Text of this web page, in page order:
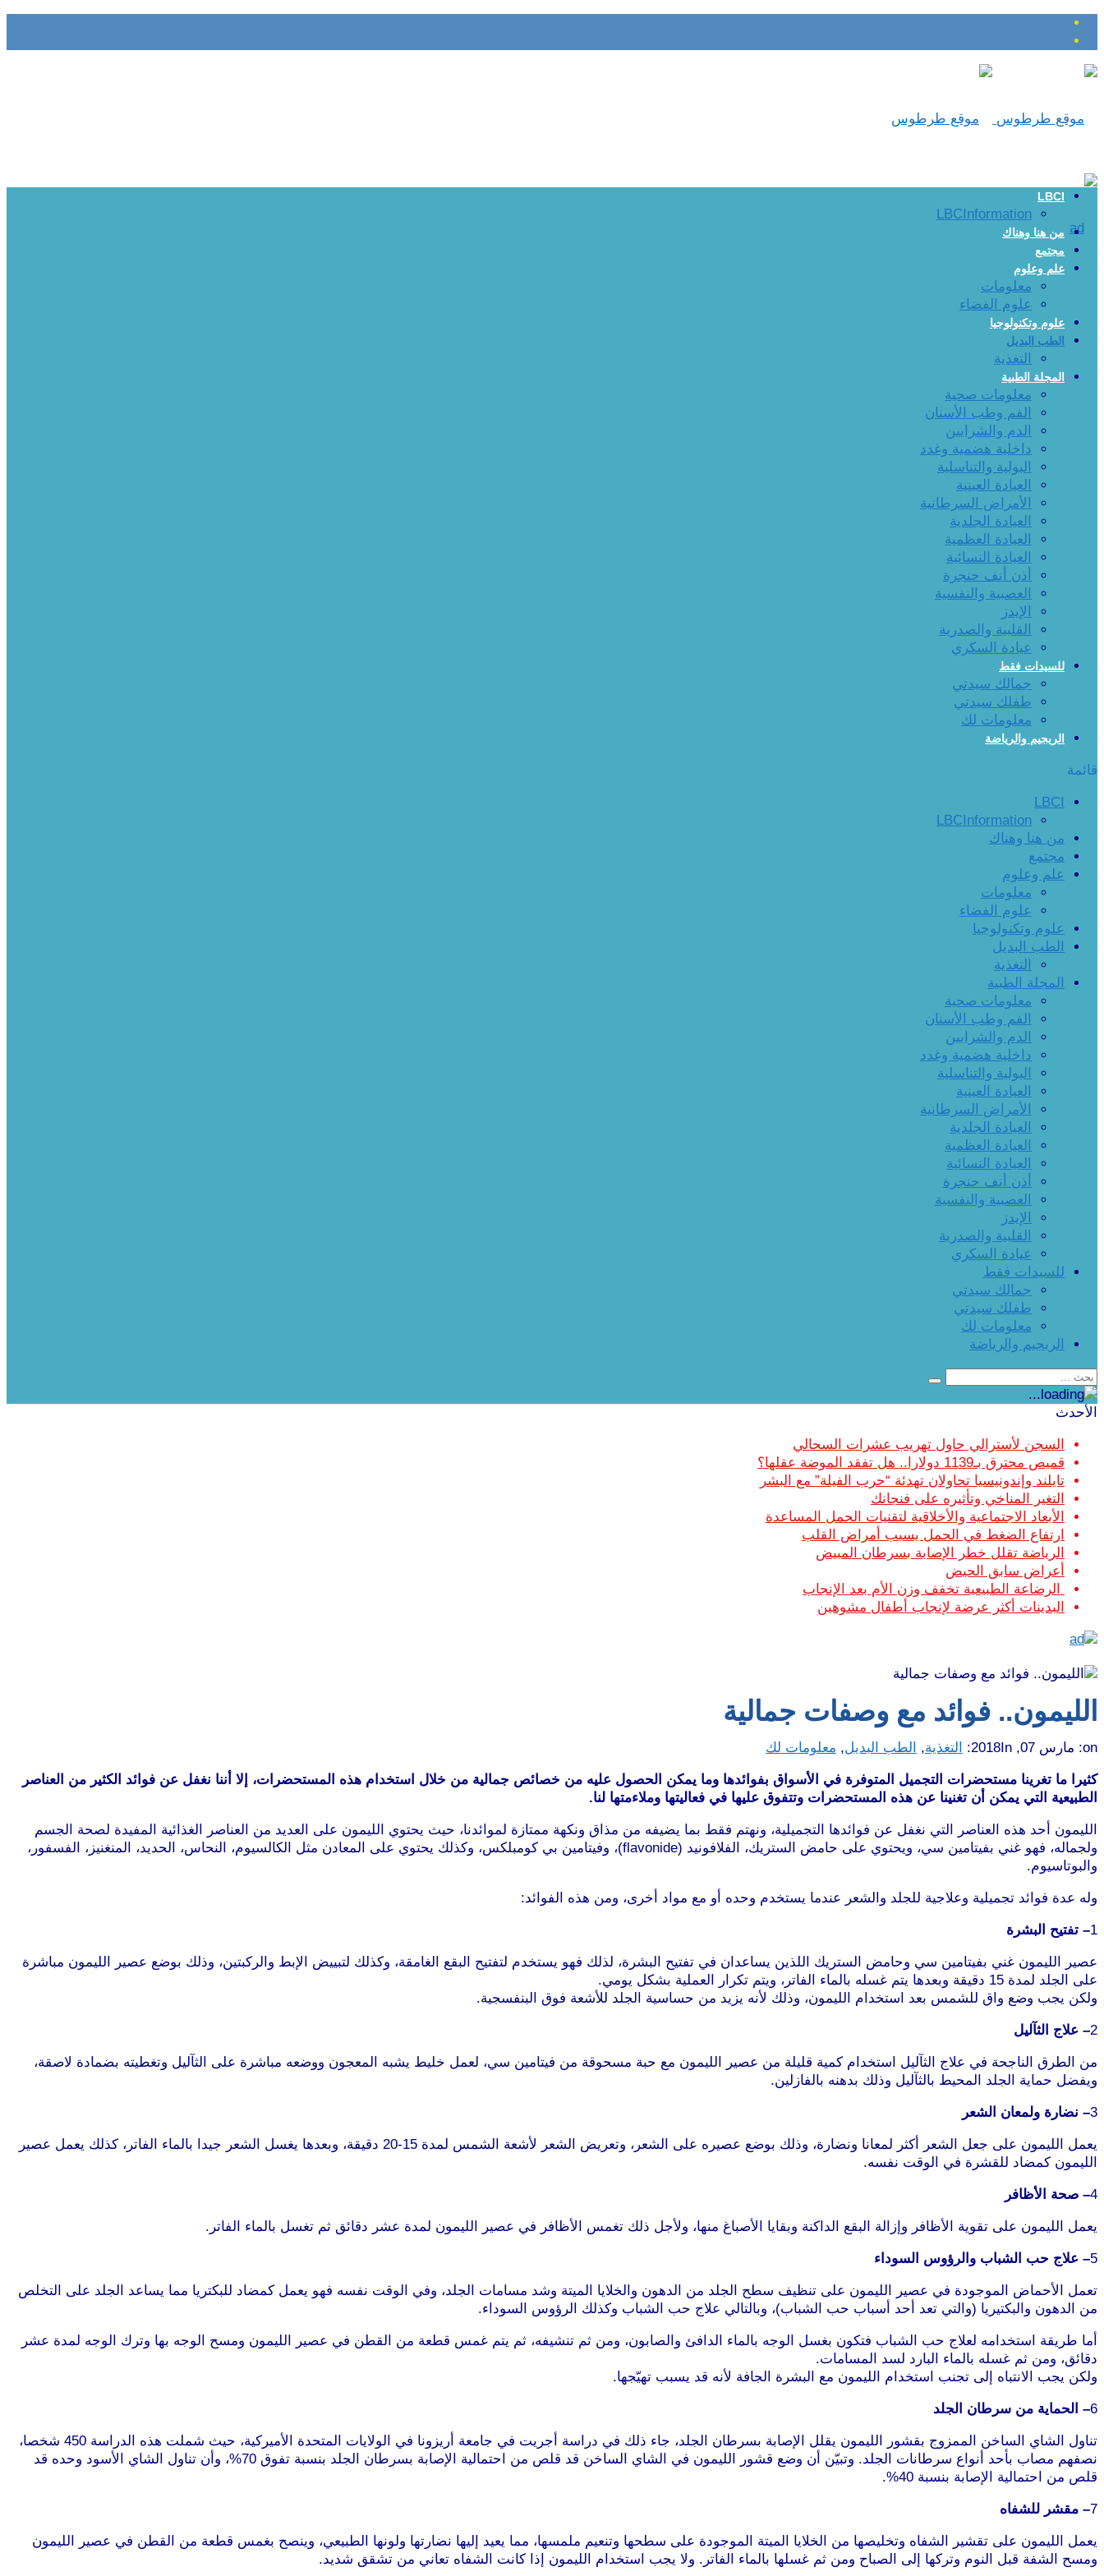
LBCI
LBCInformation
من هنا وهناك
مجتمع
علم وعلوم
معلومات
علوم الفضاء
علوم وتكنولوجيا
الطب البديل
التغذية
المجلة الطبية
معلومات صحية
الفم وطب الأسنان
الدم والشرايين
داخلية هضمية وغدد
البولية والتناسلية
العيادة العينية
الأمراض السرطانية
العيادة الجلدية
العيادة العظمية
العيادة النسائية
أذن أنف حنجرة
العصبية والنفسية
الإيدز
القلبية والصدرية
عيادة السكري
للسيدات فقط
جمالك سيدتي
طفلك سيدتي
معلومات لك
الريجيم والرياضة
قائمة
LBCI
LBCInformation
من هنا وهناك
مجتمع
علم وعلوم
معلومات
علوم الفضاء
علوم وتكنولوجيا
الطب البديل
التغذية
المجلة الطبية
معلومات صحية
الفم وطب الأسنان
الدم والشرايين
داخلية هضمية وغدد
البولية والتناسلية
العيادة العينية
الأمراض السرطانية
العيادة الجلدية
العيادة العظمية
العيادة النسائية
أذن أنف حنجرة
العصبية والنفسية
الإيدز
القلبية والصدرية
عيادة السكري
للسيدات فقط
جمالك سيدتي
طفلك سيدتي
معلومات لك
الريجيم والرياضة
الأحدث
السجن لأسترالي حاول تهريب عشرات السحالي
قميص محترق بـ1139 دولارا.. هل تفقد الموضة عقلها؟
تايلند وإندونيسيا تحاولان تهدئة “حرب الفيلة” مع البشر
التغير المناخي وتأثيره على فنجانك
الأبعاد الاجتماعية والأخلاقية لتقنيات الحمل المساعدة
ارتفاع الضغط في الحمل يسبب أمراض القلب
الرياضة تقلل خطر الإصابة بسرطان المبيض
أعراض سابق الحيض
الرضاعة الطبيعية تخفف وزن الأم بعد الإنجاب
البدينات أكثر عرضة لإنجاب أطفال مشوهين
الليمون.. فوائد مع وصفات جمالية
on: مارس 07, 2018 In: التغذية, الطب البديل, معلومات لك
كثيرا ما تغرينا مستحضرات التجميل المتوفرة في الأسواق بفوائدها وما يمكن الحصول عليه من خصائص جمالية من خلال استخدام هذه المستحضرات، إلا أننا نغفل عن فوائد الكثير من العناصر
الطبيعية التي يمكن أن تغنينا عن هذه المستحضرات وتتفوق عليها في فعاليتها وملاءمتها لنا.
الليمون أحد هذه العناصر التي نغفل عن فوائدها التجميلية، ونهتم فقط بما يضيفه من مذاق ونكهة ممتازة لموائدنا، حيث يحتوي الليمون على العديد من العناصر الغذائية المفيدة لصحة الجسم
ولجماله، فهو غني بفيتامين سي، ويحتوي على حامض الستريك، الفلافونيد (flavonide)، وفيتامين بي كومبلكس، وكذلك يحتوي على المعادن مثل الكالسيوم، النحاس، الحديد، المنغنيز، الفسفور،
والبوتاسيوم.
وله عدة فوائد تجميلية وعلاجية للجلد والشعر عندما يستخدم وحده أو مع مواد أخرى، ومن هذه الفوائد:
1– تفتيح البشرة
عصير الليمون غني بفيتامين سي وحامض الستريك اللذين يساعدان في تفتيح البشرة، لذلك فهو يستخدم لتفتيح البقع الغامقة، وكذلك لتبييض الإبط والركبتين، وذلك بوضع عصير الليمون مباشرة
على الجلد لمدة 15 دقيقة وبعدها يتم غسله بالماء الفاتر، ويتم تكرار العملية بشكل يومي.
ولكن يجب وضع واق للشمس بعد استخدام الليمون، وذلك لأنه يزيد من حساسية الجلد للأشعة فوق البنفسجية.
2– علاج الثآليل
من الطرق الناجحة في علاج الثآليل استخدام كمية قليلة من عصير الليمون مع حبة مسحوقة من فيتامين سي، لعمل خليط يشبه المعجون ووضعه مباشرة على الثآليل وتغطيته بضمادة لاصقة،
ويفضل حماية الجلد المحيط بالثآليل وذلك بدهنه بالفازلين.
3– نضارة ولمعان الشعر
يعمل الليمون على جعل الشعر أكثر لمعانا ونضارة، وذلك بوضع عصيره على الشعر، وتعريض الشعر لأشعة الشمس لمدة 15-20 دقيقة، وبعدها يغسل الشعر جيدا بالماء الفاتر، كذلك يعمل عصير
الليمون كمضاد للقشرة في الوقت نفسه.
4– صحة الأظافر
يعمل الليمون على تقوية الأظافر وإزالة البقع الداكنة وبقايا الأصباغ منها، ولأجل ذلك تغمس الأظافر في عصير الليمون لمدة عشر دقائق ثم تغسل بالماء الفاتر.
5– علاج حب الشباب والرؤوس السوداء
تعمل الأحماض الموجودة في عصير الليمون على تنظيف سطح الجلد من الدهون والخلايا الميتة وشد مسامات الجلد، وفي الوقت نفسه فهو يعمل كمضاد للبكتريا مما يساعد الجلد على التخلص
من الدهون والبكتيريا (والتي تعد أحد أسباب حب الشباب)، وبالتالي علاج حب الشباب وكذلك الرؤوس السوداء.
أما طريقة استخدامه لعلاج حب الشباب فتكون بغسل الوجه بالماء الدافئ والصابون، ومن ثم تنشيفه، ثم يتم غمس قطعة من القطن في عصير الليمون ومسح الوجه بها وترك الوجه لمدة عشر
دقائق، ومن ثم غسله بالماء البارد لسد المسامات.
ولكن يجب الانتباه إلى تجنب استخدام الليمون مع البشرة الجافة لأنه قد يسبب تهيّجها.
6– الحماية من سرطان الجلد
تناول الشاي الساخن الممزوج بقشور الليمون يقلل الإصابة بسرطان الجلد، جاء ذلك في دراسة أجريت في جامعة أريزونا في الولايات المتحدة الأميركية، حيث شملت هذه الدراسة 450 شخصا،
نصفهم مصاب بأحد أنواع سرطانات الجلد. وتبيّن أن وضع قشور الليمون في الشاي الساخن قد قلص من احتمالية الإصابة بسرطان الجلد بنسبة تفوق 70%، وأن تناول الشاي الأسود وحده قد
قلص من احتمالية الإصابة بنسبة 40%.
7– مقشر للشفاه
يعمل الليمون على تقشير الشفاه وتخليصها من الخلايا الميتة الموجودة على سطحها وتنعيم ملمسها، مما يعيد إليها نضارتها ولونها الطبيعي، وينصح بغمس قطعة من القطن في عصير الليمون
ومسح الشفة قبل النوم وتركها إلى الصباح ومن ثم غسلها بالماء الفاتر. ولا يجب استخدام الليمون إذا كانت الشفاه تعاني من تشقق شديد.